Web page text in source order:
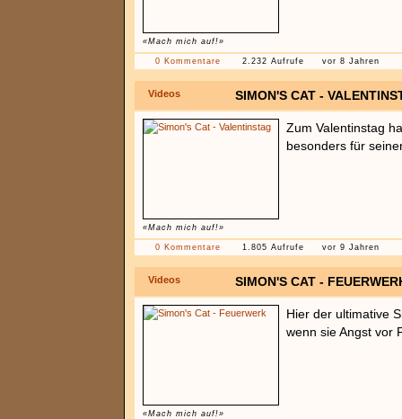
«Mach mich auf!»
0 Kommentare 2.232 Aufrufe vor 8 Jahren
Videos SIMON'S CAT -
«Mach mich auf!»
Zum Valentinstag
besonders für
0 Kommentare 1.805 Aufrufe vor 9 Jahren
Videos SIMON'S CAT -
«Mach mich auf!»
Hier der ultimative
wenn sie Angst vor